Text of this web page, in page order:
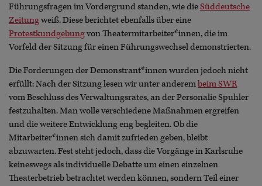
Führungsfragen im Vordergrund standen, wie dieSüddeutsche
Zeitungweiß. Diese berichtet ebenfalls über eine
Protestkundgebungvon Theatermitarbeiter*innen, die im
Vorfeld der Sitzung für einen Führungswechsel demonstrierten.
Die Forderungen der Demonstrant*innen wurden jedoch nicht
erfüllt: Nach der Sitzung lesen wir unter anderembeim SWR
vom Beschluss des Verwaltungsrates, an der Personalie Spuhler
festzuhalten. Man wolle verschiedene Maßnahmen ergreifen
und die weitere Entwicklung eng begleiten. Ob die
Mitarbeiter*innen sich damit zufrieden geben, bleibt
abzuwarten. Fest steht jedoch, dass die Vorgänge in Karlsruhe
keineswegs als individuelle Debatte um einen einzelnen
Theaterbetrieb betrachtet werden können, sondern Teil einer